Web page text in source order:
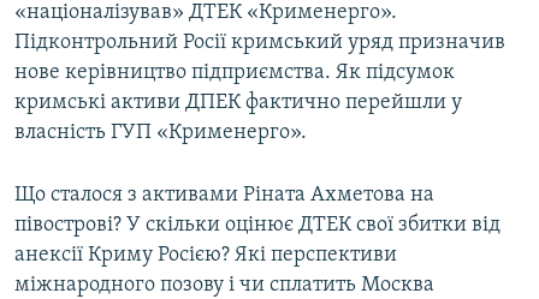
«націоналізував» ДТЕК «Крименерго».
Підконтрольний Росії кримський уряд призначив
нове керівництво підприємства. Як підсумок
кримські активи ДПЕК фактично перейшли у
власність ГУП «Крименерго».
Що сталося з активами Ріната Ахметова на
півострові? У скільки оцінює ДТЕК свої збитки від
анексії Криму Росією? Які перспективи
міжнародного позову і чи сплатить Москва